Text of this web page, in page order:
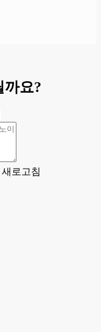
까요?
새로고침